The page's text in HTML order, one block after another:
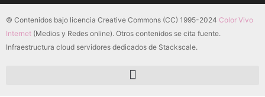
© Contenidos bajo licencia Creative Commons (CC) 1995-2024 Color Vivo
Internet (Medios y Redes online). Otros contenidos se cita fuente.
Infraestructura cloud servidores dedicados de Stackscale.